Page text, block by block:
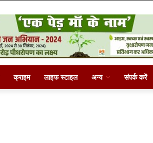
क्राइम लाइफ स्टाइल अन्य संपर्क करें